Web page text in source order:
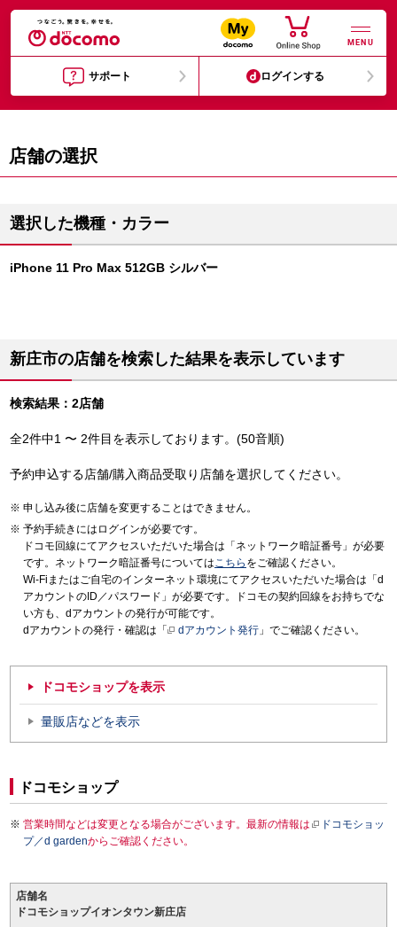
MENU
サポート ログインする
店舗の選択
選択した機種・カラー
iPhone 11 Pro Max 512GB シルバー
新庄市の店舗を検索した結果を表示しています
検索結果：2店舗
全2件中1 〜 2件目を表示しております。(50音順)
予約申込する店舗/購入商品受取り店舗を選択してください。
申し込み後に店舗を変更することはできません。
予約手続きにはログインが必要です。
ドコモ回線にてアクセスいただいた場合は「ネットワーク暗証番号」が必要
です。ネットワーク暗証番号についてはこちら をご確認ください。
Wi-Fiまたはご自宅のインターネット環境にてアクセスいただいた場合は「d
アカウントのID／パスワード」が必要です。ドコモの契約回線をお持ちでな
い方も、dアカウントの発行が可能です。
dアカウントの発行・確認は「
dアカウント発行 」でご確認ください。
ドコモショップを表示
量販店などを表示
ドコモショップ
営業時間などは変更となる場合がございます。最新の情報は
ドコモショッ
プ／d gardenからご確認ください。
店舗名
ドコモショップイオンタウン新庄店